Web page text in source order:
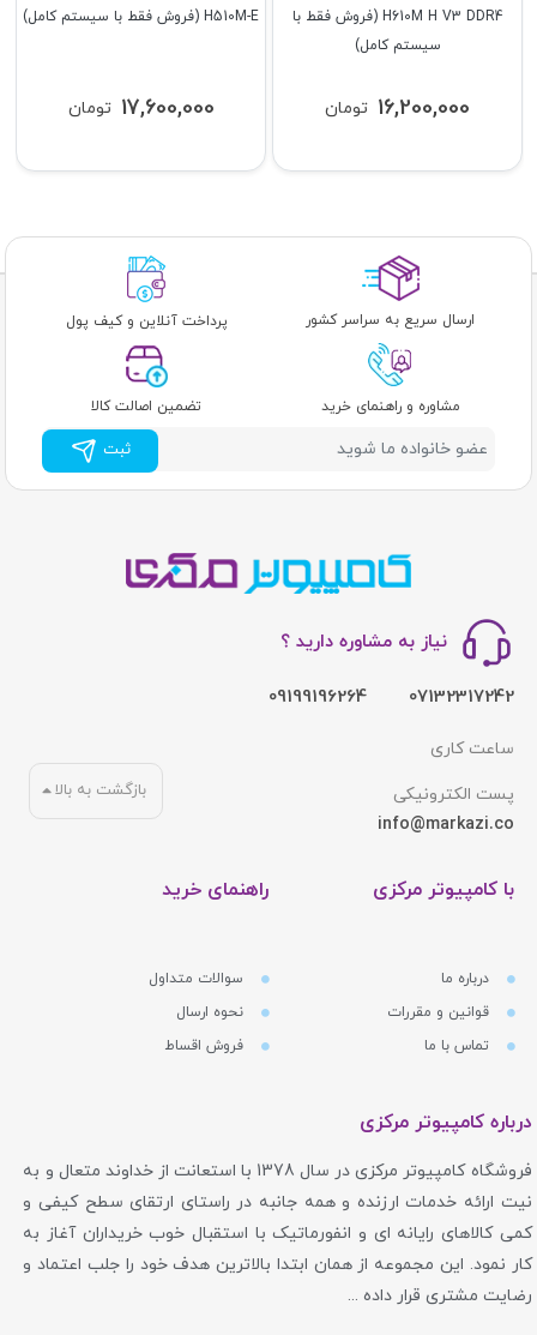
H510M-E (فروش فقط با سیستم کامل)
تومان 17,600,000
H610M H V3 DDR4 (فروش فقط با
سیستم کامل)
تومان 16,200,000
ارسال سریع به سراسر کشور پرداخت آنلاین و کیف پول
مشاوره و راهنمای خرید تضمین اصالت کالا
ثبت
نیاز به مشاوره دارید ؟
07132317242
09199196264
ساعت کاری
پست الکترونیکی
info@markazi.co
با کامپیوتر مرکزی
درباره ما
قوانین و مقررات
تماس با ما
راهنمای خرید
سوالات متداول
نحوه ارسال
فروش اقساط
بازگشت به بالا
درباره کامپیوتر مرکزی
فروشگاه کامپیوتر مرکزی در سال 1378 با استعانت از خداوند متعال و به
نیت ارائه خدمات ارزنده و همه جانبه در راستای ارتقای سطح کیفی و
کمی کالاهای رایانه ای و انفورماتیک با استقبال خوب خریداران آغاز به
کار نمود. این مجموعه از همان ابتدا بالاترین هدف خود را جلب اعتماد و
رضایت مشتری قرار داده ...